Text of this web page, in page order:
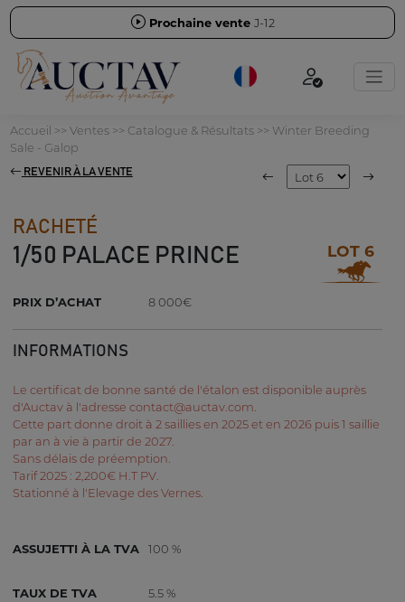
Prochaine vente J-12
Accueil >> Ventes>> Catalogue & Résultats>> Winter Breeding
Sale - Galop
REVENIR À LA VENTE
RACHETÉ
1/50 PALACE PRINCE LOT 6
PRIX D’ACHAT 8 000€
INFORMATIONS
Le certificat de bonne santé de l'étalon est disponible auprès
d'Auctav à l'adresse contact@auctav.com.
Cette part donne droit à 2 saillies en 2025 et en 2026 puis 1 saillie
par an à vie à partir de 2027.
Sans délais de préemption.
Tarif 2025 : 2,200€ H.T PV.
Stationné à l'Elevage des Vernes.
ASSUJETTI À LA TVA 100 %
TAUX DE TVA 5.5 %